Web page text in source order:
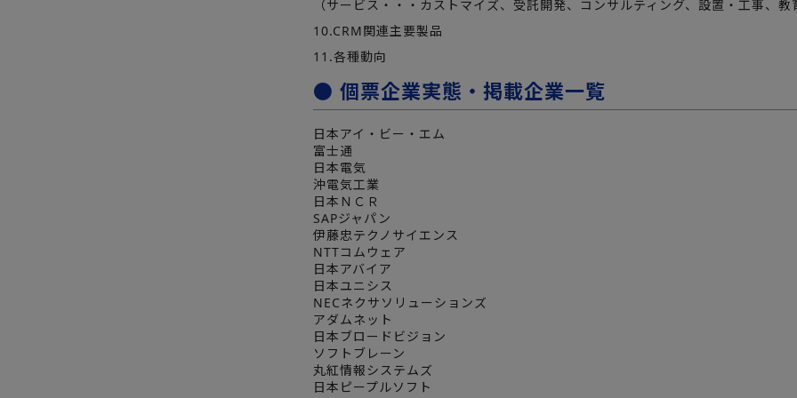
（サービス・・・カストマイズ、受託開発、コンサルティング、設置・工事、教
10.CRM関連主要製品
11.各種動向
● 個票企業実態・掲載企業一覧
日本アイ・ビー・エム
富士通
日本電気
沖電気工業
日本ＮＣＲ
SAPジャパン
伊藤忠テクノサイエンス
NTTコムウェア
日本アバイア
日本ユニシス
NECネクサソリューションズ
アダムネット
日本ブロードビジョン
ソフトブレーン
丸紅情報システムズ
日本ピープルソフト